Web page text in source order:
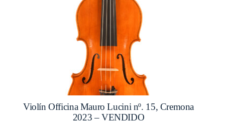
Violín Officina Mauro Lucini nº. 15, Cremona
2023 – VENDIDO